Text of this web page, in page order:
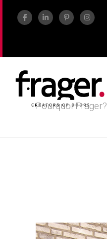
Pourquoi Frager?